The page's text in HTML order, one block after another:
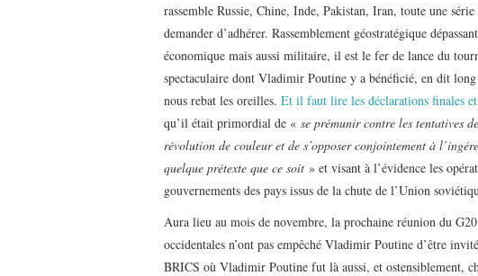
rassemble Russie, Chine, Inde, Pakistan, Iran, toute une
demander d’adhérer. Rassemblement géostratégique
économique mais aussi militaire, il est le fer de lance du
spectaculaire dont Vladimir Poutine y a bénéficié, en dit
nous rebat les oreilles. Et il faut lire les déclarations finales
qu’il était primordial de « se prémunir contre les tentatives
révolution de couleur et de s’opposer conjointement à
quelque prétexte que ce soit » et visant à l’évidence les
gouvernements des pays issus de la chute de l’Union
Aura lieu au mois de novembre, la prochaine réunion du
occidentales n’ont pas empêché Vladimir Poutine d’être
BRICS où Vladimir Poutine fut là aussi, et ostensiblement,